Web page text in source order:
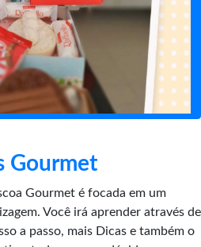
Gourmet
Gourmet é focada em um
Você irá aprender através de
a passo, mais Dicas e também o